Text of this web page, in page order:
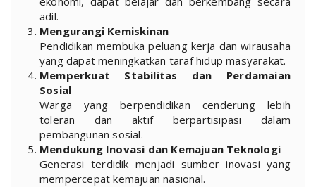
adil.
Mengurangi Kemiskinan
Pendidikan membuka peluang kerja dan wirausaha
yang dapat meningkatkan taraf hidup masyarakat.
Memperkuat Stabilitas dan Perdamaian
Sosial
Warga yang berpendidikan cenderung lebih
toleran dan aktif berpartisipasi dalam
pembangunan sosial.
Mendukung Inovasi dan Kemajuan Teknologi
Generasi terdidik menjadi sumber inovasi yang
mempercepat kemajuan nasional.